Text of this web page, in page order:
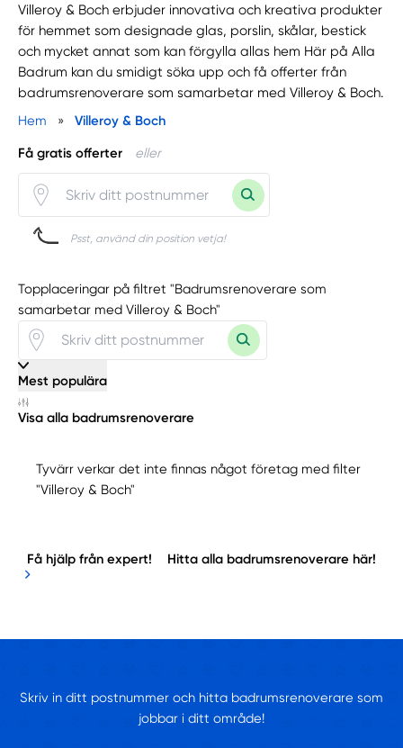
Villeroy & Boch erbjuder innovativa och kreativa produkter
för hemmet som designade glas, porslin, skålar, bestick
och mycket annat som kan förgylla allas hem Här på Alla
Badrum kan du smidigt söka upp och få offerter från
badrumsrenoverare som samarbetar med Villeroy & Boch.
Hem
» Villeroy & Boch
Få gratis offerter eller
Psst, använd din position vetja!
Topplaceringar på filtret "Badrumsrenoverare som
samarbetar med Villeroy & Boch"
Mest populära
Visa alla badrumsrenoverare
Tyvärr verkar det inte finnas något företag med filter
"Villeroy & Boch"
Få hjälp från expert! Hitta alla badrumsrenoverare här!
Skriv in ditt postnummer och hitta badrumsrenoverare som
jobbar i ditt område!